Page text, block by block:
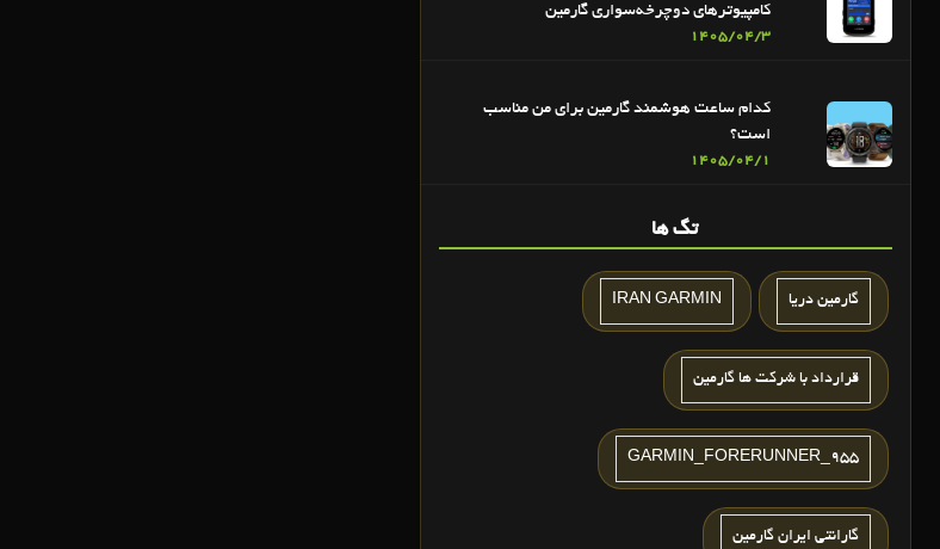
کامپیوترهای دوچرخه‌سواری گارمین
1405/04/3
کدام ساعت هوشمند گارمین برای من مناسب
است؟
1405/04/1
تگ ها
گارمين دريا IRAN GARMIN
قرارداد با شرکت ها گارمین
GARMIN_FORERUNNER_955
گارانتی ایران گارمین